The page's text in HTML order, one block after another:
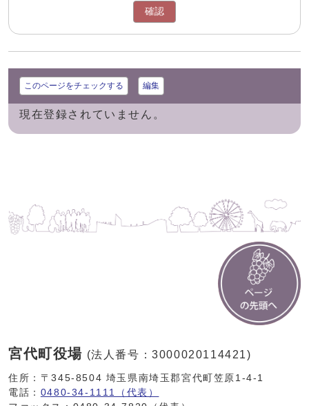
確認
このページをチェックする 編集
現在登録されていません。
宮代町役場 (法人番号：3000020114421)
住所：〒345-8504 埼玉県南埼玉郡宮代町笠原1-4-1
電話： 0480-34-1111（代表）